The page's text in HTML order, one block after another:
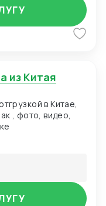
из Китая
в Китае,
, фото, видео,